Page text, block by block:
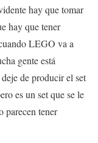
hay que tomar
hay que tener
LEGO va a
gente está
de producir el set
es un set que se le
parecen tener